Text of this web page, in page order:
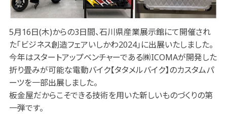
5月16日(木)からの3日間、石川県産業展示館にて開催され
た「ビジネス創造フェアいしかわ2024」に出展いたしました。
今年はスタートアップベンチャーである㈱ICOMAが開発した
折り畳みが可能な電動バイク【タタメルバイク】のカスタムパ
ーツを一部出展しました。
板金屋だからこそできる技術を用いた新しいものづくりの第
一弾です。